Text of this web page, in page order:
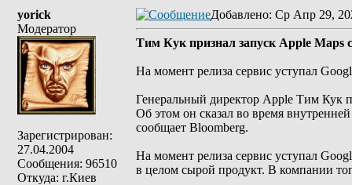
yorick
Модератор
Зарегистрирован:
27.04.2004
Сообщения: 96510
Откуда: г.Киев
Добавлено: Ср Апр 29,
Тим Кук признал запуск Apple Maps
На момент релиза сервис уступал
Генеральный директор Apple Тим Кук
Об этом он сказал во время
сообщает Bloomberg.
На момент релиза сервис уступал
в целом сырой продукт. В компании